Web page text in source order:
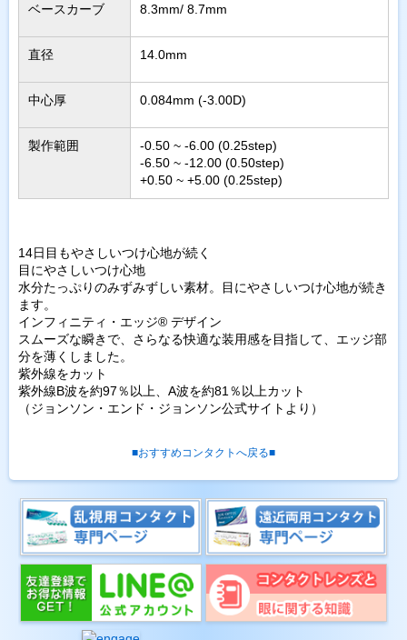
ベースカーブ 8.3mm 8.7mm
直径 14.0mm
中心厚 0.084mm (-3.00D)
製作範囲
-0.50 ~ -6.00 (0.25step)
-6.50 ~ -12.00 (0.50step)
+0.50 ~ +5.00 (0.25step)
14日目もやさしいつけ心地が続く
目にやさしいつけ心地
水分たっぷりのみずみずしい素材。目にやさしいつけ心地が続き
ます。
インフィニティ・エッジ® デザイン
スムーズな瞬きで、さらなる快適な装用感を目指して、エッジ部
分を薄くしました。
紫外線をカット
紫外線B波を約97％以上、A波を約81％以上カット
（ジョンソン・エンド・ジョンソン公式サイトより）
■おすすめコンタクトへ戻る■